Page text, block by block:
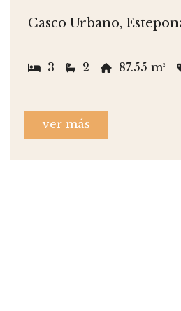
Casco Urbano,
3 2 87.55 m²
ver más